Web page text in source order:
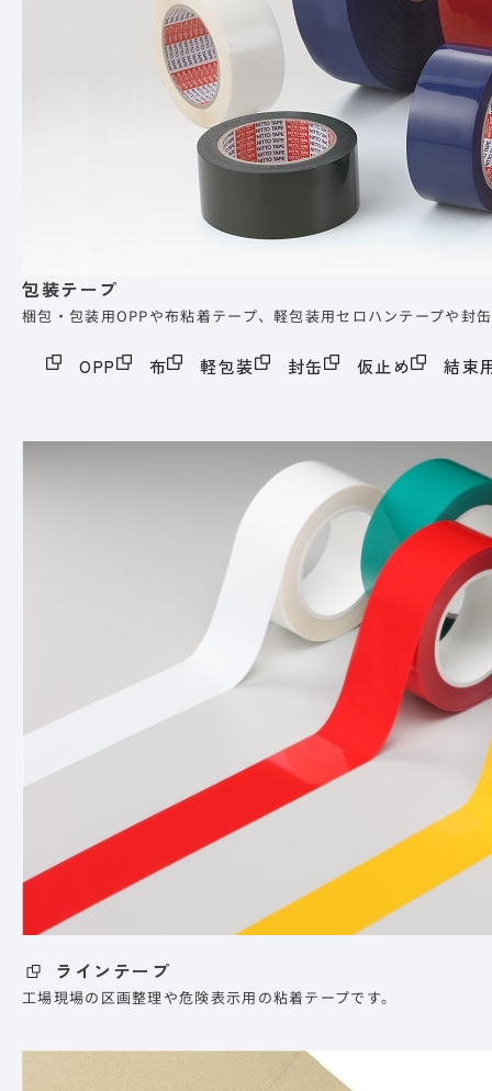
包装テープ
梱包・包装用OPPや布粘着テープ、軽包装用セロハンテープや封
OPP 布 軽包装 封缶 仮止め 結束
ラインテープ
工場現場の区画整理や危険表示用の粘着テープです。